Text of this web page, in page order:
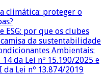
climática: proteger o
por que os clubes
da sustentabilidade
Ambientais:
da Lei nº 15.190/2025 e
da Lei nº 13.874/2019